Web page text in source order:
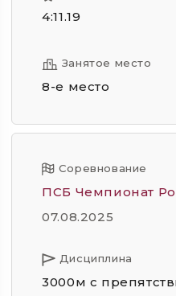
4:11.19
Занятое место
8-е место
Соревнование
ПСБ Чемпионат
07.08.2025
Дисциплина
3000м с